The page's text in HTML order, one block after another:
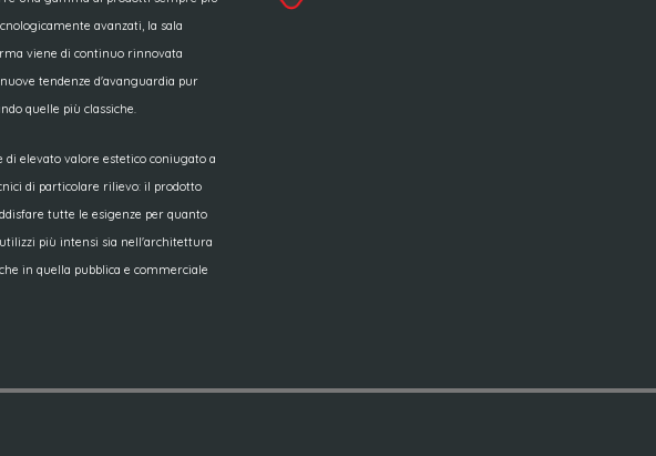
avanzati, la sala
viene di continuo rinnovata
tendenze d'avanguardia pur
quelle più classiche.
di elevato valore estetico coniugato a
di particolare rilievo: il prodotto
tutte le esigenze per quanto
più intensi sia nell'architettura
in quella pubblica e commerciale